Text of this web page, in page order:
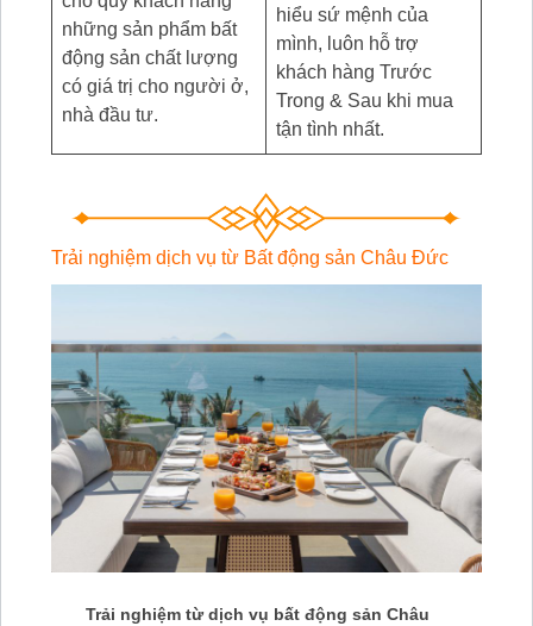
những sản phẩm bất
động sản chất lượng
có giá trị cho người ở,
nhà đầu tư.
hiểu sứ mệnh của
mình, luôn hỗ trợ
khách hàng Trước
Trong & Sau khi mua
tận tình nhất.
Trải nghiệm dịch vụ từ Bất động sản Châu Đức
Trải nghiệm từ dịch vụ bất động sản Châu